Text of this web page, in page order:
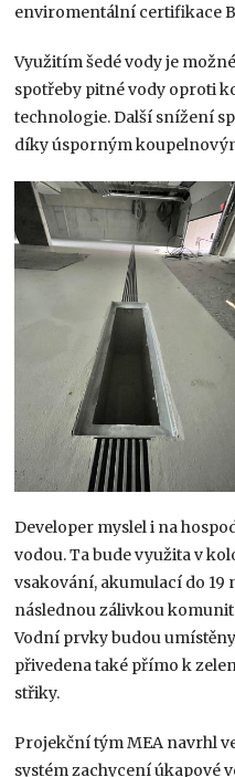
enviromentální certifikace
Využitím šedé vody je
spotřeby pitné vody oproti
technologie. Další snížení
díky úsporným
Developer myslel i na
vodou. Ta bude využita v
vsakování, akumulací do 19
následnou zálivkou
Vodní prvky budou
přivedena také přímo k
střiky.
Projekční tým MEA navrhl
systém zachycení úkapové